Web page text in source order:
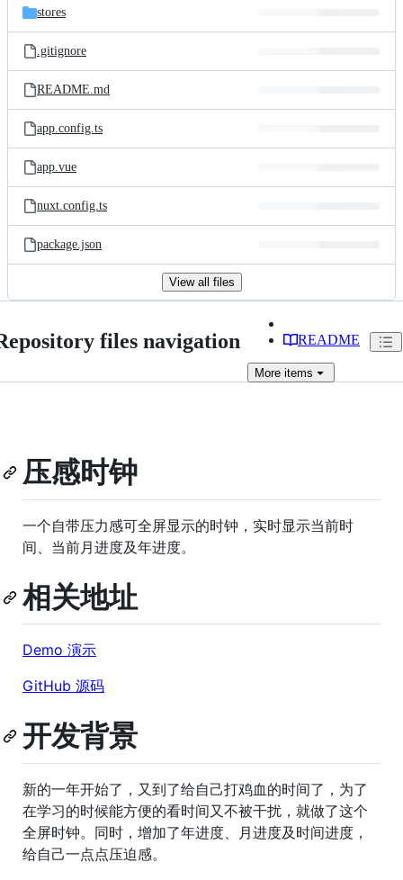
stores
.gitignore
README.md
app.config.ts
app.vue
nuxt.config.ts
package.json
View all files
files navigation README
More items
压感时钟
一个自带压力感可全屏显示的时钟，实时显示当前时
间、当前月进度及年进度。
相关地址
Demo 演示
GitHub 源码
开发背景
新的一年开始了，又到了给自己打鸡血的时间了，为了
在学习的时候能方便的看时间又不被干扰，就做了这个
全屏时钟。同时，增加了年进度、月进度及时间进度，
给自己一点点压迫感。